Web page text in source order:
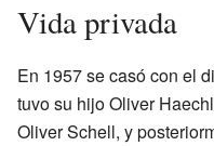
Vida privada
En 1957 se casó con el
tuvo su hijo Oliver
Oliver Schell, y